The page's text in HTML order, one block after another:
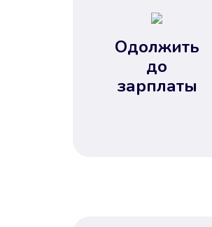
Одолжить
до
зарплаты